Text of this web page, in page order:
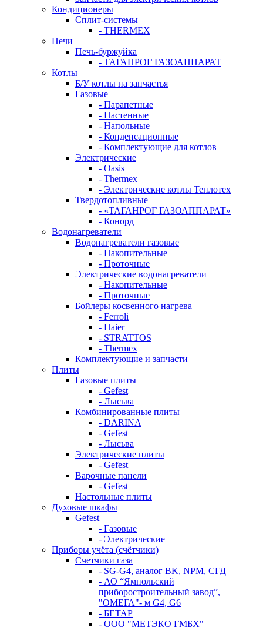
Кондиционеры
Сплит-системы
- THERMEX
Печи
Печь-буржуйка
- ТАГАНРОГ ГАЗОАППАРАТ
Котлы
Б/У котлы на запчастья
Газовые
- Парапетные
- Настенные
- Напольные
- Конденсационные
- Комплектующие для котлов
Электрические
- Oasis
- Thermex
- Электрические котлы Теплотех
Твердотопливные
- «ТАГАНРОГ ГАЗОАППАРАТ»
- Конорд
Водонагреватели
Водонагреватели газовые
- Накопительные
- Проточные
Электрические водонагреватели
- Накопительные
- Проточные
Бойлеры косвенного нагрева
- Ferroli
- Haier
- STRATTOS
- Thermex
Комплектующие и запчасти
Плиты
Газовые плиты
- Gefest
- Лысьва
Комбинированные плиты
- DARINA
- Gefest
- Лысьва
Электрические плиты
- Gefest
Варочные панели
- Gefest
Настольные плиты
Духовые шкафы
Gefest
- Газовые
- Электрические
Приборы учёта (счётчики)
Счетчики газа
- SG-G4, аналог BK, NPM, СГД
- АО “Ямпольский
приборостроительный завод”,
"ОМЕГА"- м G4, G6
- БЕТАР
- ООО "МЕТЭКО ГМБХ"